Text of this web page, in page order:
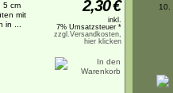
5 cm
mit
in ...
2,30€
inkl.
7% Umsatzsteuer *
zzgl.Versandkosten,
hier klicken
10.